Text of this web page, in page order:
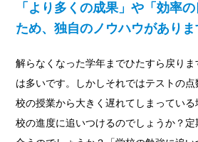
「より多くの成果」や「効率
ため、独自のノウハウがありま
解らなくなった学年までひたすら戻り
は多いです。しかしそれではテストの
校の授業から大きく遅れてしまってい
校の進度に追いつけるのでしょうか？